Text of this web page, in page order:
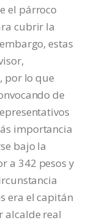
el párroco
cubrir la
estas
por lo que
de
importancia
bajo la
a 342 pesos y
era el capitán
alcalde real